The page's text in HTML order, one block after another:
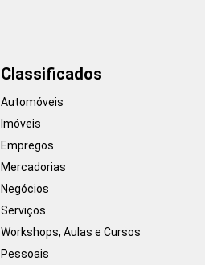
Classificados
Automóveis
Imóveis
Empregos
Mercadorias
Negócios
Serviços
Workshops, Aulas e Cursos
Pessoais